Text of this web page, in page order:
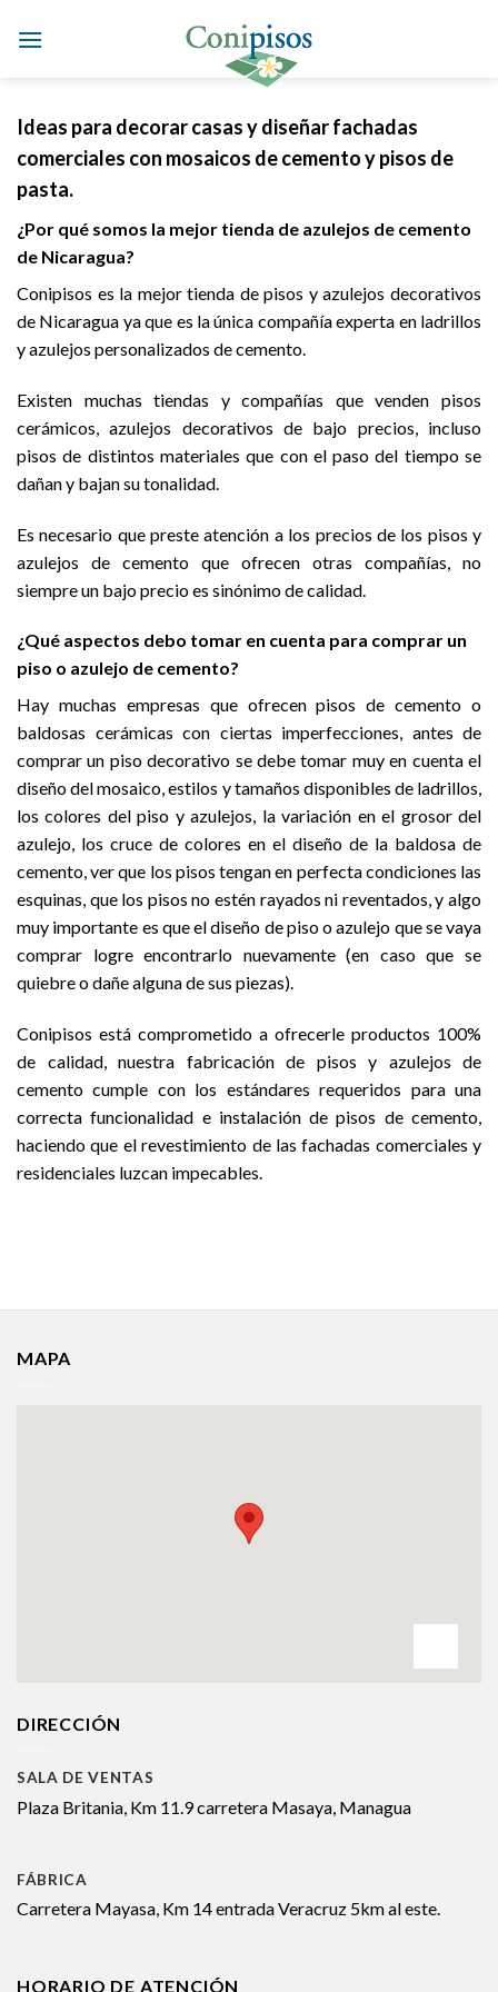
Ideas para decorar casas y diseñar fachadas
comerciales con mosaicos de cemento y pisos de
pasta.
¿Por qué somos la mejor tienda de azulejos de cemento
de Nicaragua?
Conipisos es la mejor tienda de pisos y azulejos decorativos
de Nicaragua ya que es la única compañía experta en ladrillos
y azulejos personalizados de cemento.
Existen muchas tiendas y compañías que venden pisos
cerámicos, azulejos decorativos de bajo precios, incluso
pisos de distintos materiales que con el paso del tiempo se
dañan y bajan su tonalidad.
Es necesario que preste atención a los precios de los pisos y
azulejos de cemento que ofrecen otras compañías, no
siempre un bajo precio es sinónimo de calidad.
¿Qué aspectos debo tomar en cuenta para comprar un
piso o azulejo de cemento?
Hay muchas empresas que ofrecen pisos de cemento o
baldosas cerámicas con ciertas imperfecciones, antes de
comprar un piso decorativo se debe tomar muy en cuenta el
diseño del mosaico, estilos y tamaños disponibles de ladrillos,
los colores del piso y azulejos, la variación en el grosor del
azulejo, los cruce de colores en el diseño de la baldosa de
cemento, ver que los pisos tengan en perfecta condiciones las
esquinas, que los pisos no estén rayados ni reventados, y algo
muy importante es que el diseño de piso o azulejo que se vaya
comprar logre encontrarlo nuevamente (en caso que se
quiebre o dañe alguna de sus piezas).
Conipisos está comprometido a ofrecerle productos 100%
de calidad, nuestra fabricación de pisos y azulejos de
cemento cumple con los estándares requeridos para una
correcta funcionalidad e instalación de pisos de cemento,
haciendo que el revestimiento de las fachadas comerciales y
residenciales luzcan impecables.
MAPA
DIRECCIÓN
SALA DE VENTAS
Plaza Britania, Km 11.9 carretera Masaya, Managua
FÁBRICA
Carretera Mayasa, Km 14 entrada Veracruz 5km al este.
HORARIO DE ATENCIÓN